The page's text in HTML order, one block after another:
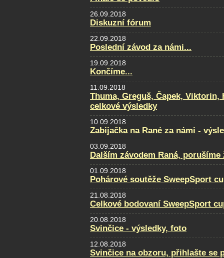
26.09.2018
Diskuzní fórum
22.09.2018
Poslední závod za námi...
19.09.2018
Končíme...
11.09.2018
Thuma, Greguš, Čapek, Viktorin,
celkové výsledky
10.09.2018
Zabijačka na Rané za námi -
03.09.2018
Dalším závodem Raná,
01.09.2018
Pohárové soutěže SweepSport
21.08.2018
Celkové bodovaní SweepSport
20.08.2018
Svinčice - výsledky, foto
12.08.2018
Svinčice na obzoru, přihlašte se